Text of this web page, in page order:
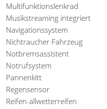
Multifunktionslenkrad
Musikstreaming integriert
Navigationssystem
Nichtraucher Fahrzeug
Notbremsassistent
Notrufsystem
Pannenkitt
Regensensor
Reifen-allwetterreifen